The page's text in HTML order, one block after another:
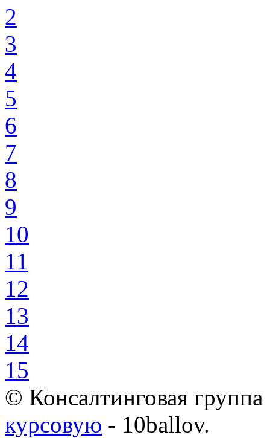
2
3
4
5
6
7
8
9
10
11
12
13
14
15
© Консалтинговая
курсовую - 10ballov.